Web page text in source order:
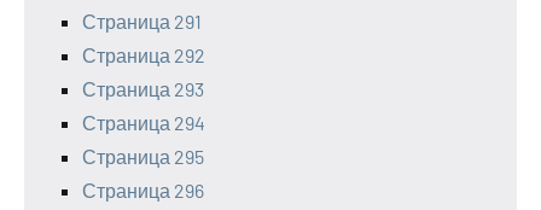
Страница 291
Страница 292
Страница 293
Страница 294
Страница 295
Страница 296